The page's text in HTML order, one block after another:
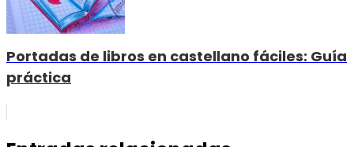
Portadas de libros en castellano fáciles: Guía
práctica